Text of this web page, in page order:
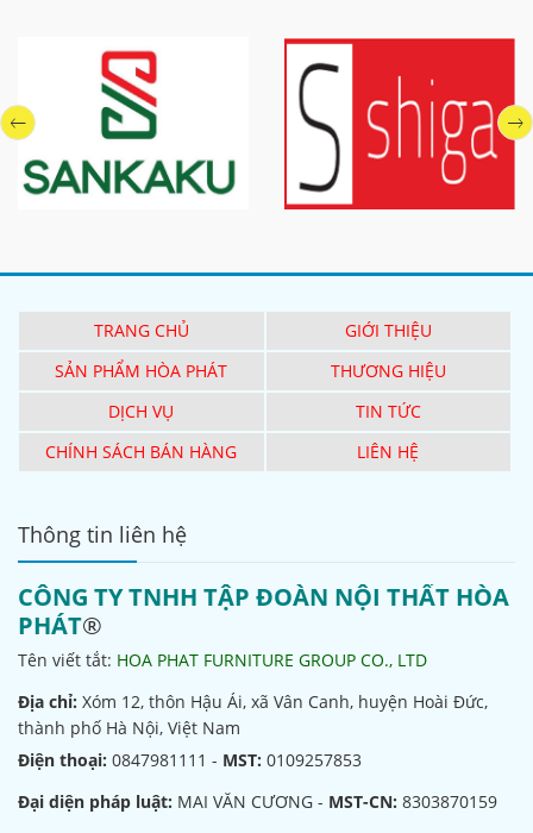
TRANG CHỦ
GIỚI THIỆU
SẢN PHẨM HÒA PHÁT
THƯƠNG HIỆU
DỊCH VỤ
TIN TỨC
CHÍNH SÁCH BÁN HÀNG
LIÊN HỆ
Thông tin liên hệ
CÔNG TY TNHH TẬP ĐOÀN NỘI THẤT HÒA
PHÁT®
Tên viết tắt: HOA PHAT FURNITURE GROUP CO., LTD
Địa chỉ: Xóm 12, thôn Hậu Ái, xã Vân Canh, huyện Hoài Đức,
thành phố Hà Nội, Việt Nam
Điện thoại: 0847981111 - MST: 0109257853
Đại diện pháp luật: MAI VĂN CƯƠNG - MST-CN: 8303870159